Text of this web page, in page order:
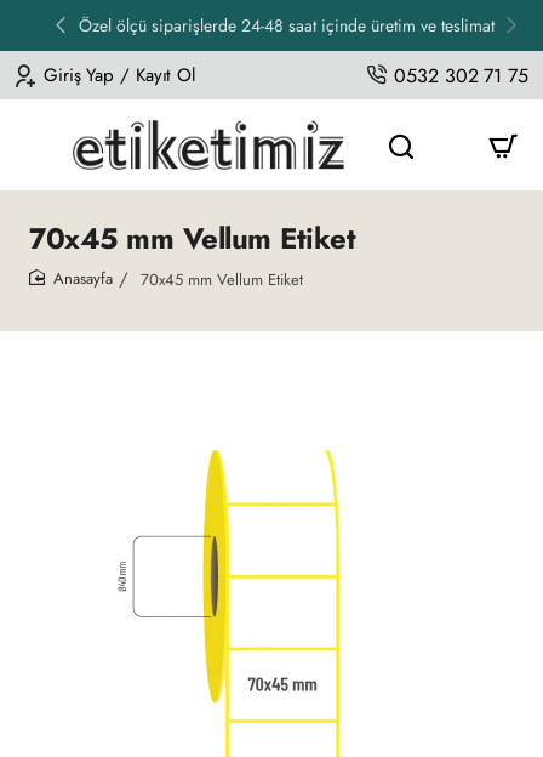
Özel ölçü siparişlerde 24-48 saat içinde üretim ve teslimat
Giriş Yap / Kayıt Ol 0532 302 71 75
70x45 mm Vellum Etiket
70x45 mm Vellum Etiket